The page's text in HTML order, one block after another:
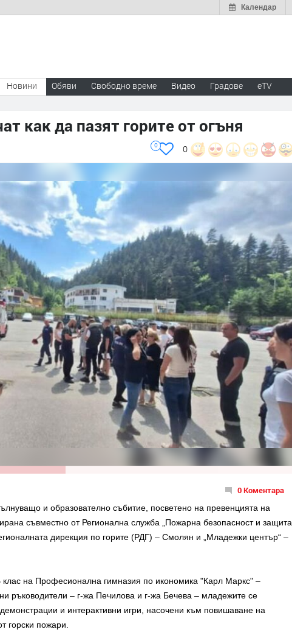
Календар
Новини Обяви Свободно време Видео Градове eTV
как да пазят горите от огъня
0
0
0 Коментара
и образователно събитие, посветено на превенцията на
съвместно от Регионална служба „Пожарна безопасност и защита
дирекция по горите (РДГ) – Смолян и „Младежки център“ –
на Професионална гимназия по икономика "Карл Маркс" –
ръководители – г-жа Печилова и г-жа Бечева – младежите се
и интерактивни игри, насочени към повишаване на
горски пожари.